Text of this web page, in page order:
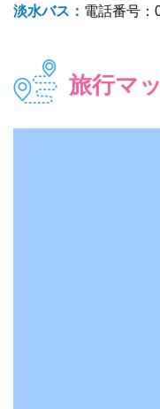
淡水バス： 電話番号：
旅行マ